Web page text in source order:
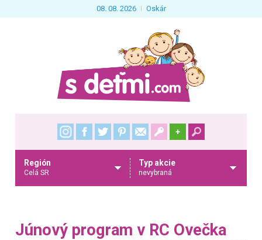
08. 08. 2026 Oskár
+
Región
Celá SR
Typ akcie
nevybraná
Júnový program v RC Ovečka